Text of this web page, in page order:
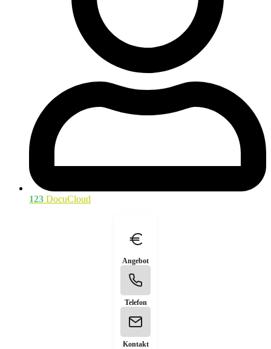
123 DocuCloud
Angebot
Telefon
Kontakt